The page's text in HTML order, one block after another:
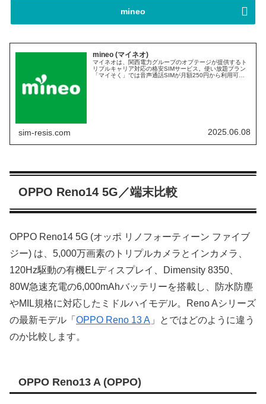
mineo
mineo (マイネオ)
マイネオは、関西電力グループのオプテージが提供するト
リプルキャリア対応の格安SIMサービス。使い放題プラン
「マイそく」では音声通話SIMが月額250円から利用可
sim-resis.com 2025.06.08
OPPO Reno14 5G／端末比較
OPPO Reno14 5G (オッポ リノフォーティーン ファイブ
ジー) は、5,000万画素のトリプルカメラとインカメラ、
120Hz駆動の有機ELディスプレイ、Dimensity 8350、
80W急速充電の6,000mAhバッテリーを搭載し、防水防塵
やMIL規格に対応したミドルハイモデル。Reno Aシリーズ
の最新モデル「 OPPO Reno 13 A 」とではどのように違う
のか比較します。
OPPO Reno13 A (OPPO)